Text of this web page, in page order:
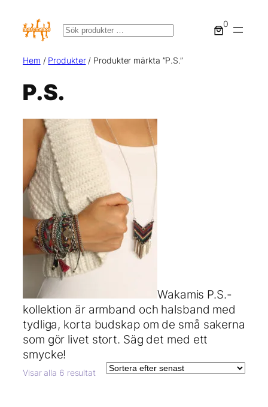
innehåll
Sök
0
Hem / Produkter/ Produkter märkta ”P.S.”
P.S.
Wakamis P.S.-
kollektion är armband och halsband med
tydliga, korta budskap om de små sakerna
som gör livet stort. Säg det med ett
smycke!
Visar alla 6 resultatSortera